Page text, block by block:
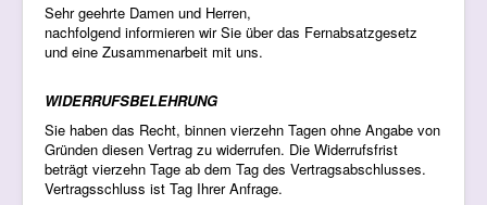
Sehr geehrte Damen und Herren,
nachfolgend informieren wir Sie über das Fernabsatzgesetz
und eine Zusammenarbeit mit uns.
WIDERRUFSBELEHRUNG
Sie haben das Recht, binnen vierzehn Tagen ohne Angabe von
Gründen diesen Vertrag zu widerrufen. Die Widerrufsfrist
beträgt vierzehn Tage ab dem Tag des Vertragsabschlusses.
Vertragsschluss ist Tag Ihrer Anfrage.